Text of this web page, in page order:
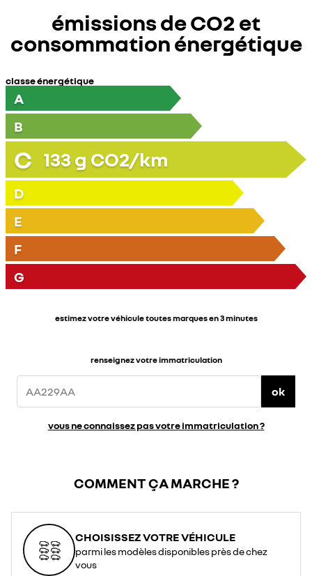
émissions de CO2 et
consommation énergétique
classe énergétique
A
B
C 133 g CO2/km
D
E
F
G
estimez votre véhicule toutes marques en 3 minutes
renseignez votre immatriculation
ok
vous ne connaissez pas votre immatriculation ?
COMMENT ÇA MARCHE ?
CHOISISSEZ VOTRE VÉHICULE
parmi les modèles disponibles près de chez
vous